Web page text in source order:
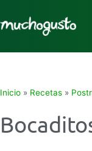
Inicio » Recetas »